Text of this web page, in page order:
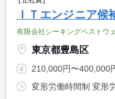
ＩＴエンジニア候
有限会社シーキングベストウ
東京都豊島区
210,000円〜400,000円 ※フルタイム求人の場